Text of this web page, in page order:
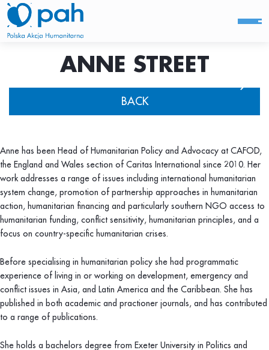
ANNE STREET
BACK
Anne has been Head of Humanitarian Policy and Advocacy at CAFOD,
the England and Wales section of Caritas International since 2010. Her
work addresses a range of issues including international humanitarian
system change, promotion of partnership approaches in humanitarian
action, humanitarian financing and particularly southern NGO access to
humanitarian funding, conflict sensitivity, humanitarian principles, and a
focus on country-specific humanitarian crises.
Before specialising in humanitarian policy she had programmatic
experience of living in or working on development, emergency and
conflict issues in Asia, and Latin America and the Caribbean. She has
published in both academic and practioner journals, and has contributed
to a range of publications.
She holds a bachelors degree from Exeter University in Politics and